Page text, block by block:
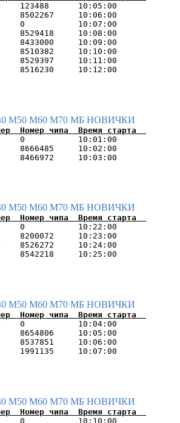
123488      10:05:00
8502267     10:06:00
0           10:07:00
8529418     10:08:00
8433000     10:09:00
8510382     10:10:00
8529397     10:11:00
М50 М60 М70 МБ НОВИЧКИ
0           10:01:00
8666485     10:02:00
М50 М60 М70 МБ НОВИЧКИ
0           10:22:00
8200072     10:23:00
8526272     10:24:00
М50 М60 М70 МБ НОВИЧКИ
0           10:04:00
8654806     10:05:00
8537851     10:06:00
М50 М60 М70 МБ НОВИЧКИ
410    0           10:10:00